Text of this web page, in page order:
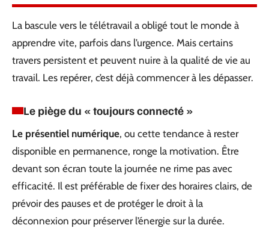
La bascule vers le télétravail a obligé tout le monde à
apprendre vite, parfois dans l’urgence. Mais certains
travers persistent et peuvent nuire à la qualité de vie au
travail. Les repérer, c’est déjà commencer à les dépasser.
Le piège du « toujours connecté »
Le présentiel numérique, ou cette tendance à rester
disponible en permanence, ronge la motivation. Être
devant son écran toute la journée ne rime pas avec
efficacité. Il est préférable de fixer des horaires clairs, de
prévoir des pauses et de protéger le droit à la
déconnexion pour préserver l’énergie sur la durée.